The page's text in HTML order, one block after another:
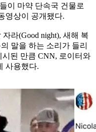
이 마약 단속국 건물로
영상이 공개됐다.
라(Good night), 새해 복
말을 하는 소리가 들리
시된 만큼 CNN, 로이터와
사용했다.